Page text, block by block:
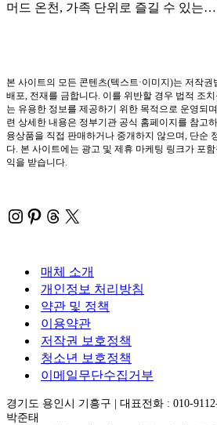
머드 온천, 가족 단위로 즐길 수 있는…
본 사이트의 모든 콘텐츠(텍스트·이미지)는 저작
배포, 전재를 금합니다. 이를 위반할 경우 법적 조
는 유용한 정보를 제공하기 위한 목적으로 운영되
련 상세한 내용은 정부기관 공식 홈페이지를 참고
융상품을 직접 판매하거나 중개하지 않으며, 단순
다. 본 사이트에는 광고 및 제휴 마케팅 링크가 포
익을 받습니다.
Instagram
Pinterest
Threads
X
매체 소개
개인정보 처리방침
약관 및 정책
이용약관
저작권 보호정책
청소년 보호정책
이메일무단수집거부
경기도 용인시 기흥구 | 대표전화 : 010-
박준태